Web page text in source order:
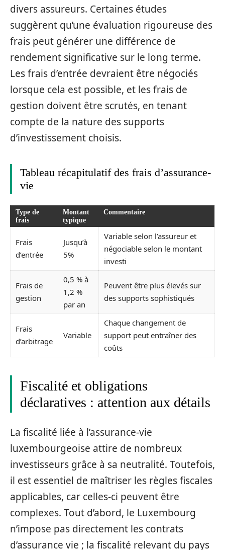
divers assureurs. Certaines études
suggèrent qu’une évaluation rigoureuse des
frais peut générer une différence de
rendement significative sur le long terme.
Les frais d’entrée devraient être négociés
lorsque cela est possible, et les frais de
gestion doivent être scrutés, en tenant
compte de la nature des supports
d’investissement choisis.
Tableau récapitulatif des frais d’assurance-
vie
Type de
frais
Montant
typique
Commentaire
Frais
d’entrée
Jusqu’à
5%
Variable selon l’assureur et
négociable selon le montant
investi
Frais de
gestion
0,5 % à
1,2 %
par an
Peuvent être plus élevés sur
des supports sophistiqués
Frais
d’arbitrage
Variable
Chaque changement de
support peut entraîner des
coûts
Fiscalité et obligations
déclaratives : attention aux détails
La fiscalité liée à l’assurance-vie
luxembourgeoise attire de nombreux
investisseurs grâce à sa neutralité. Toutefois,
il est essentiel de maîtriser les règles fiscales
applicables, car celles-ci peuvent être
complexes. Tout d’abord, le Luxembourg
n’impose pas directement les contrats
d’assurance vie ; la fiscalité relevant du pays